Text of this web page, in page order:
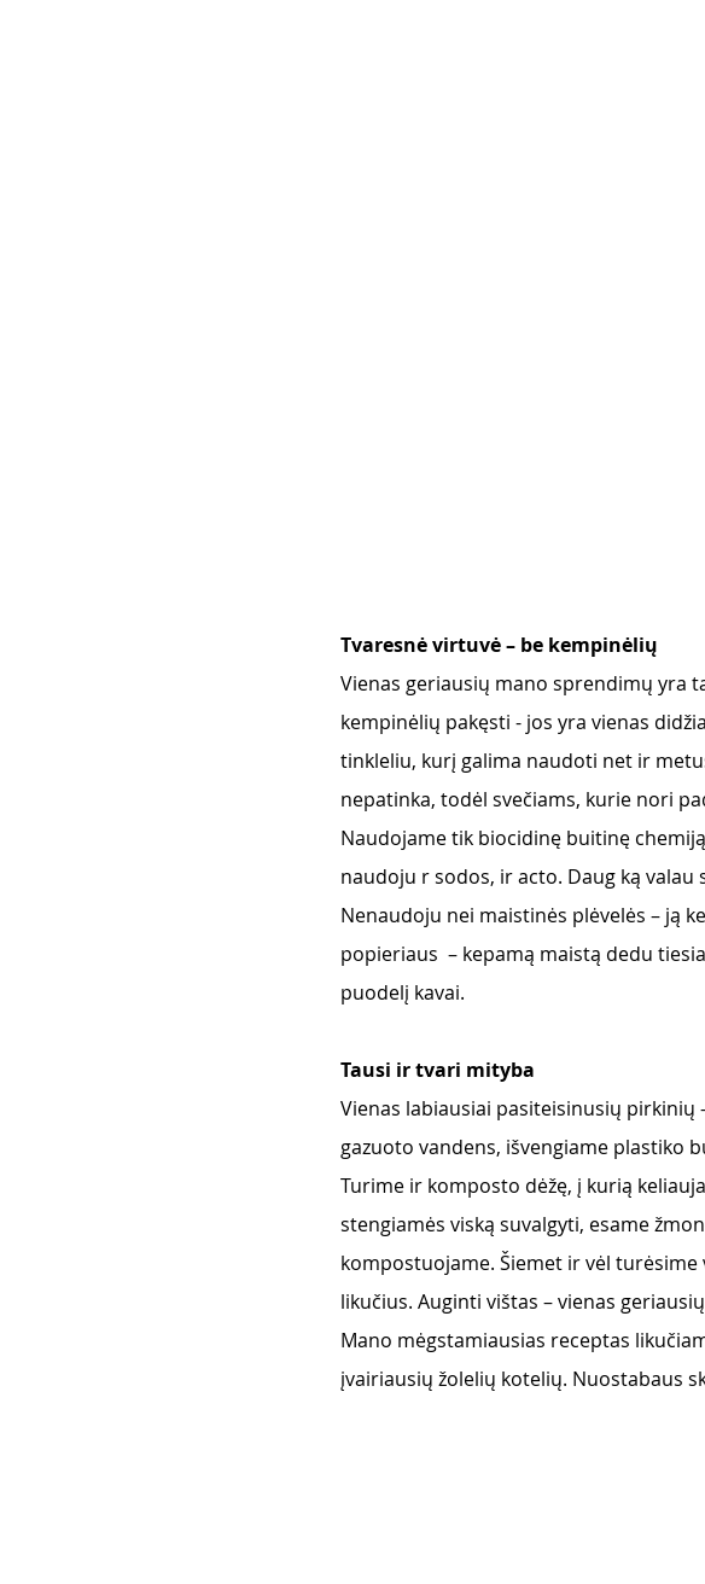
Tvaresnė virtuvė – be kempinėlių
Vienas geriausių mano sprendimų yra
kempinėlių pakęsti - jos yra vienas
tinkleliu, kurį galima naudoti net ir
nepatinka, todėl svečiams, kurie nori
Naudojame tik biocidinę buitinę
naudoju r sodos, ir acto. Daug ką
Nenaudoju nei maistinės plėvelės – ją
popieriaus  – kepamą maistą dedu
puodelį kavai.
Tausi ir tvari mityba
Vienas labiausiai pasiteisinusių pirkinių
gazuoto vandens, išvengiame plastiko
Turime ir komposto dėžę, į kurią
stengiamės viską suvalgyti, esame
kompostuojame. Šiemet ir vėl
likučius. Auginti vištas – vienas geriausių
Mano mėgstamiausias receptas
įvairiausių žolelių kotelių. Nuostabaus